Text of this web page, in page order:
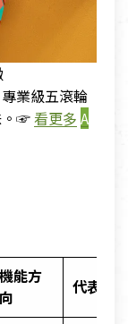
業級五滾輪
。☞看更多 A
機能方
向
代表款